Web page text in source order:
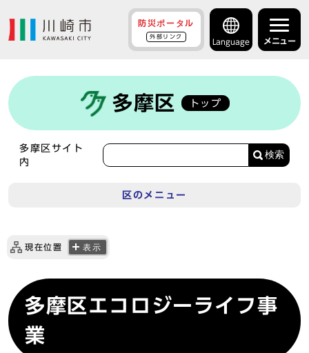
防災ポータル
外部リンク
Language メニュー
多摩区 トップ
多摩区サイト
内
検索
区のメニュー
現在位置 表示
多摩区エコロジーライフ事
業